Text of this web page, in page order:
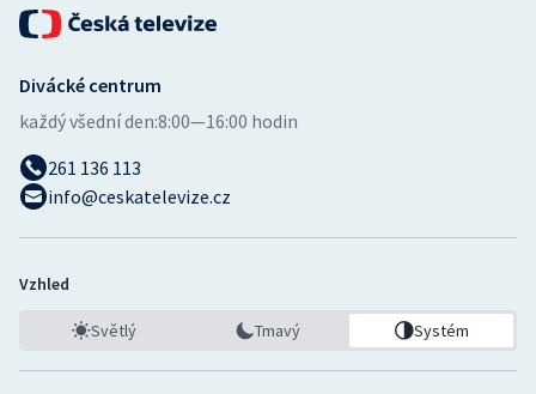
Divácké centrum
každý všední den:8:00—16:00 hodin
261 136 113
info@ceskatelevize.cz
Vzhled
Světlý Tmavý Systém